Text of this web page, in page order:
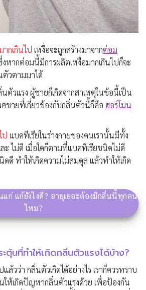
กเกินไป เหงื่อจะถูกสร้างมาจากต่อม
งหากต่อมนี้มีการผลิตเหงื่อมากเกินไปก็จะ
วตามมาได้
นตัวแรง ผู้ชายก็เกิดจากสาเหตุในข้อนี้เป็น
ชายที่เกี่ยวข้องกับกลิ่นตัวนี้ก็คือ ฮอร์โมน
ป แบคทีเรียในร่างกายของคนเรานั้นมีทั้ง
ไม่ดี เมื่อใดก็ตามที่แบคทีเรียชนิดไม่ดี
ดดี ทำให้เกิดความไม่สมดุล แล้วทำให้เกิด
ก่ แก้ยังไงดี? อายุเยอะต้องมีกลิ่นนี้ทุกคน
ไหม?
ตุ้นที่ทำให้เกิดกลิ่นตัวแรงได้บ้าง?
ว่า กลิ่นตัวเกิดได้อย่างไร เราก็ควรทราบ
ให้เกิดปัญหากลิ่นตัวแรงด้วย เพื่อป้องกัน